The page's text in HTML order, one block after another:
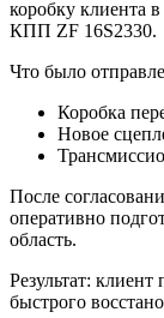
коробку клиента
КПП ZF 16S2330.
Что было
Коробка
Новое
После
оперативно
область.
Результат:
быстрого